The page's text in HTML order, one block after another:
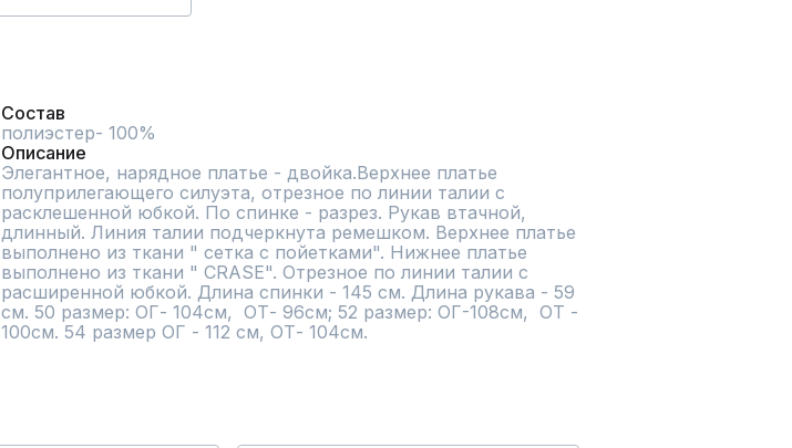
Состав
полиэстер- 100%
Описание
Элегантное, нарядное платье - двойка.Верхнее платье
полуприлегающего силуэта, отрезное по линии талии с
расклешенной юбкой. По спинке - разрез. Рукав втачной,
длинный. Линия талии подчеркнута ремешком. Верхнее платье
выполнено из ткани " сетка с пойетками". Нижнее платье
выполнено из ткани " CRASE". Отрезное по линии талии с
расширенной юбкой. Длина спинки - 145 см. Длина рукава - 59
см. 50 размер: ОГ- 104см,  ОТ- 96см; 52 размер: ОГ-108см,  ОТ -
100см. 54 размер ОГ - 112 см, ОТ- 104см.